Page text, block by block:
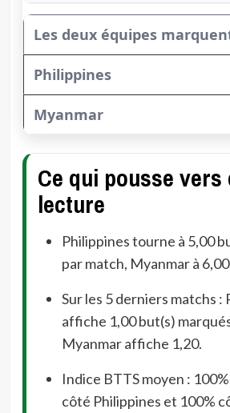
Les deux équipes
Ce qui pousse vers
lecture
Philippines tourne à 5,00
par match, Myanmar à
Sur les 5 derniers matchs :
affiche 1,00 but(s)
Myanmar affiche 1,20.
Indice BTTS moyen :
côté Philippines et 100%